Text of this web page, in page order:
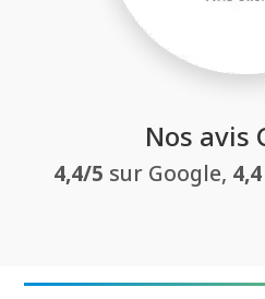
Nos avis
4,4/5 sur Google, 4,4